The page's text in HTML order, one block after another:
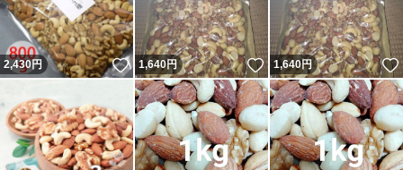
2,430円 いいね！
1,640円 いいね！
1,640円